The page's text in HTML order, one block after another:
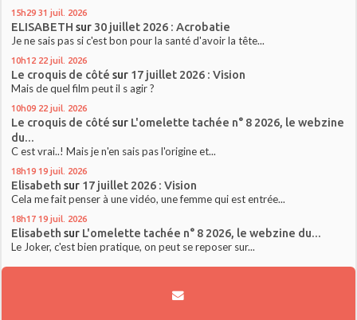
15h29 31 juil. 2026
ELISABETH sur 30 juillet 2026 : Acrobatie
Je ne sais pas si c'est bon pour la santé d'avoir la tête...
10h12 22 juil. 2026
Le croquis de côté sur 17 juillet 2026 : Vision
Mais de quel film peut il s agir ?
10h09 22 juil. 2026
Le croquis de côté sur L'omelette tachée n° 8 2026, le webzine
du...
C est vrai..! Mais je n'en sais pas l'origine et...
18h19 19 juil. 2026
Elisabeth sur 17 juillet 2026 : Vision
Cela me fait penser à une vidéo, une femme qui est entrée...
18h17 19 juil. 2026
Elisabeth sur L'omelette tachée n° 8 2026, le webzine du...
Le Joker, c'est bien pratique, on peut se reposer sur...